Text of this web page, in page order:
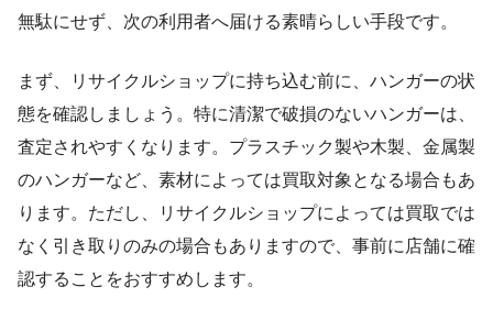
無駄にせず、次の利用者へ届ける素晴らしい手段です。
まず、リサイクルショップに持ち込む前に、ハンガーの状
態を確認しましょう。特に清潔で破損のないハンガーは、
査定されやすくなります。プラスチック製や木製、金属製
のハンガーなど、素材によっては買取対象となる場合もあ
ります。ただし、リサイクルショップによっては買取では
なく引き取りのみの場合もありますので、事前に店舗に確
認することをおすすめします。